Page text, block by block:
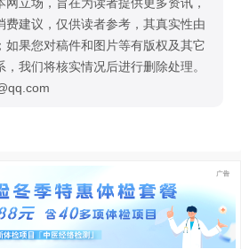
立场，旨在为读者提供更多资讯，
费建议，仅供读者参考，其真实性由
如果您对稿件和图片等有版权及其它
我们将核实情况后进行删除处理。